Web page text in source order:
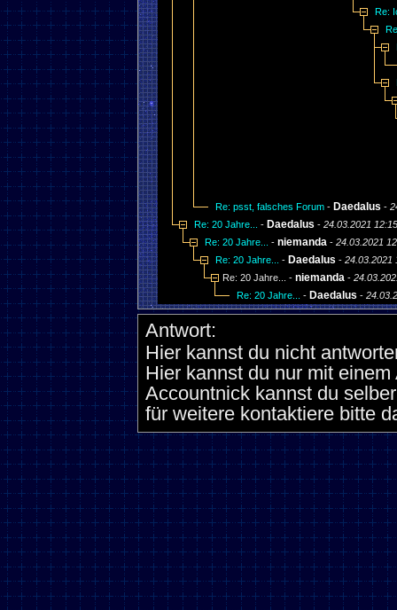
Re:
Re: psst, falsches Forum- Daedalus -
Re: 20 Jahre...
- Daedalus - 24.03.2021
Re: 20 Jahre...
- niemanda - 24.03.2021
Re: 20 Jahre...
- Daedalus - 24.03.2021
Re: 20 Jahre... - niemanda -
Re: 20 Jahre...
- Daedalus -
Antwort:
Hier kannst du nicht
Hier kannst du nur mit
Accountnick kannst du
für weitere kontaktiere bitte